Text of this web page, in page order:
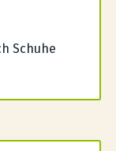
Schuhe